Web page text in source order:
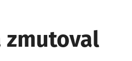
zmutoval